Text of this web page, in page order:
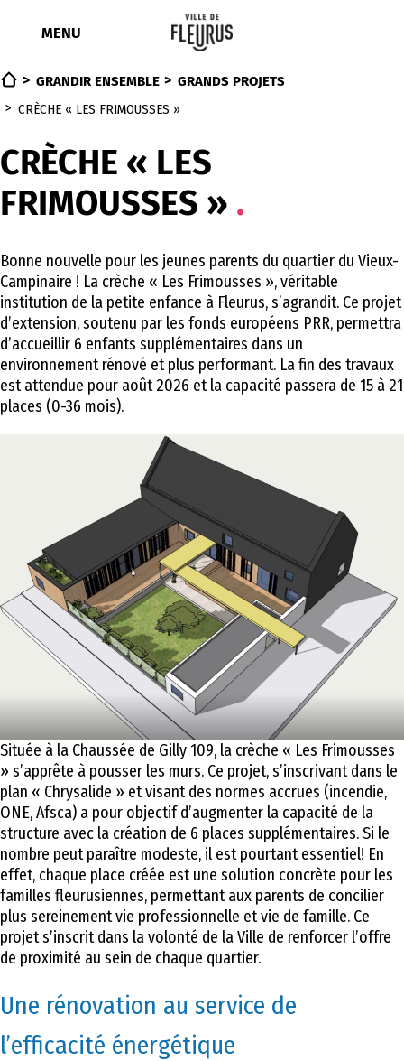
contenuMENU
GRANDIR ENSEMBLE
GRANDS PROJETS
CRÈCHE « LES FRIMOUSSES »
CRÈCHE « LES
FRIMOUSSES »
Bonne nouvelle pour les jeunes parents du quartier du Vieux-
Campinaire ! La crèche « Les Frimousses », véritable
institution de la petite enfance à Fleurus, s’agrandit. Ce projet
d’extension, soutenu par les fonds européens PRR, permettra
d’accueillir 6 enfants supplémentaires dans un
environnement rénové et plus performant. La fin des travaux
est attendue pour août 2026 et la capacité passera de 15 à 21
places (0-36 mois).
Située à la Chaussée de Gilly 109, la crèche « Les Frimousses
» s’apprête à pousser les murs. Ce projet, s’inscrivant dans le
plan « Chrysalide » et visant des normes accrues (incendie,
ONE, Afsca) a pour objectif d’augmenter la capacité de la
structure avec la création de 6 places supplémentaires. Si le
nombre peut paraître modeste, il est pourtant essentiel! En
effet, chaque place créée est une solution concrète pour les
familles fleurusiennes, permettant aux parents de concilier
plus sereinement vie professionnelle et vie de famille. Ce
projet s’inscrit dans la volonté de la Ville de renforcer l’offre
de proximité au sein de chaque quartier.
Une rénovation au service de
l’efficacité énergétique